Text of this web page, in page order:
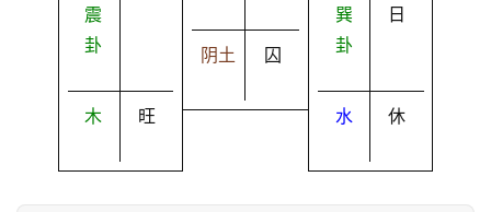
震
卦
木 旺
阴土 囚
巽
卦
日
水 休